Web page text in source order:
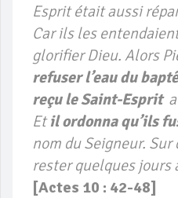
Esprit était aussi
Car ils les
glorifier Dieu. Alors
refuser l’eau du
reçu le Saint-Esprit
Etil ordonna qu’ils
nom du Seigneur.
rester quelques jours
[Actes 10 : 42-48]